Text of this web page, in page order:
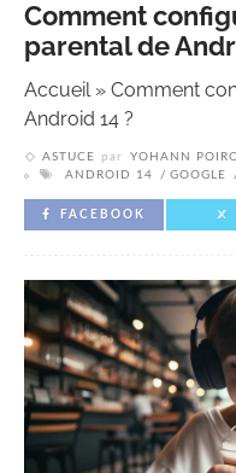
Comment
parental de
Accueil» Comment
Android 14 ?
ASTUCE par YOHANN
ANDROID 14
GOOGLE
FACEBOOK